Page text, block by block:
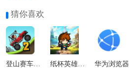
猜你喜欢
登山赛车2国际服 纸杯英雄最新版 华为浏览器